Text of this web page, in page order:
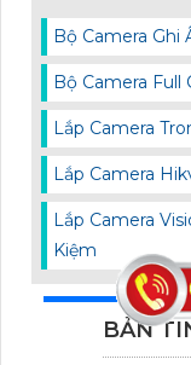
Bộ Camera Ghi
Bộ Camera Full
Lắp Camera
Lắp Camera
Lắp Camera
Kiệm
BẢN